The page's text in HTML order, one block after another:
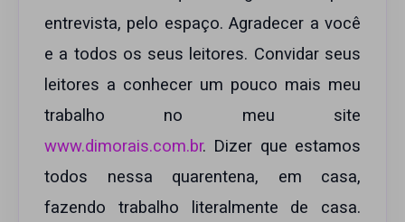
entrevista, pelo espaço. Agradecer a você
e a todos os seus leitores. Convidar seus
leitores a conhecer um pouco mais meu
trabalho no meu site
www.dimorais.com.br. Dizer que estamos
todos nessa quarentena, em casa,
fazendo trabalho literalmente de casa.